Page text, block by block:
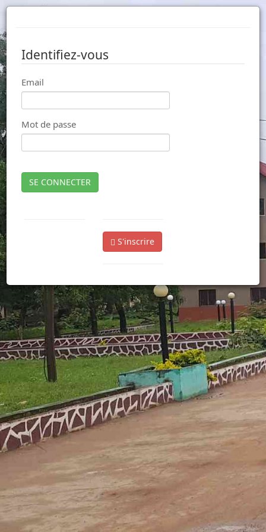
Identifiez-vous
Email
Mot de passe
SE CONNECTER
S'inscrire